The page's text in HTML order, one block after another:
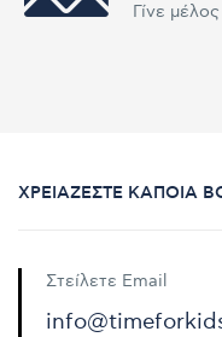
Γίνε
ΧΡΕΙΆΖΕΣΤΕ ΚΆΠΟΙΑ
Στείλετε Email